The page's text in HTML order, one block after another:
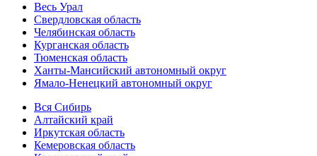
Весь Урал
Свердловская область
Челябинская область
Курганская область
Тюменская область
Ханты-Мансийский автономный округ
Ямало-Ненецкий автономный округ
Вся Сибирь
Алтайский край
Иркутская область
Кемеровская область